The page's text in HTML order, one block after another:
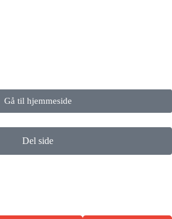
Gå til hjemmeside
Del side